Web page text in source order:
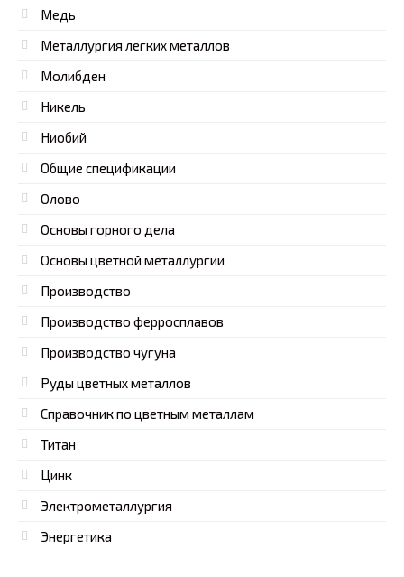
Медь
Металлургия легких металлов
Молибден
Никель
Ниобий
Общие спецификации
Олово
Основы горного дела
Основы цветной металлургии
Производство
Производство ферросплавов
Производство чугуна
Руды цветных металлов
Справочник по цветным металлам
Титан
Цинк
Электрометаллургия
Энергетика